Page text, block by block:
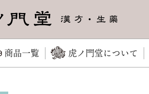
商品一覧 虎ノ門堂について